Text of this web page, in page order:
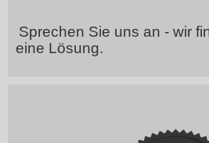
Sprechen Sie uns an - wir
eine Lösung.